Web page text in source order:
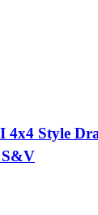
4x4 Style
S&V